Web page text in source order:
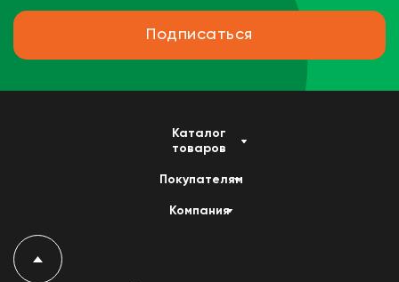
Подписаться
Каталог
товаров
Покупателям
Компания